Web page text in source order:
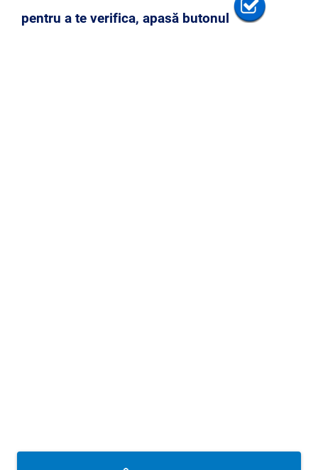
pentru a te verifica, apasă butonul